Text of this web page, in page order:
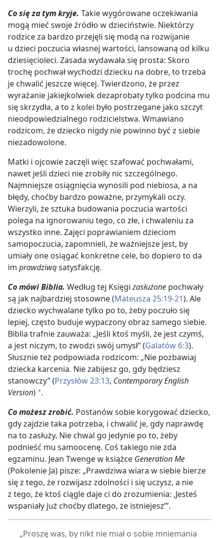
Co się za tym kryje. Takie wygórowane oczekiwania
mogą mieć swoje źródło w dzieciństwie. Niektórzy
rodzice za bardzo przejęli się modą na rozwijanie
u dzieci poczucia własnej wartości, lansowaną od kilku
dziesięcioleci. Zasada wydawała się prosta: Skoro
trochę pochwał wychodzi dziecku na dobre, to trzeba
je chwalić jeszcze więcej. Twierdzono, że przez
wyrażanie jakiejkolwiek dezaprobaty tylko podcina mu
się skrzydła, a to z kolei było postrzegane jako szczyt
nieodpowiedzialnego rodzicielstwa. Wmawiano
rodzicom, że dziecko nigdy nie powinno być z siebie
niezadowolone.
Matki i ojcowie zaczęli więc szafować pochwałami,
nawet jeśli dzieci nie zrobiły nic szczególnego.
Najmniejsze osiągnięcia wynosili pod niebiosa, a na
błędy, choćby bardzo poważne, przymykali oczy.
Wierzyli, że sztuka budowania poczucia wartości
polega na ignorowaniu tego, co złe, i chwaleniu za
wszystko inne. Zajęci poprawianiem dzieciom
samopoczucia, zapomnieli, że ważniejsze jest, by
umiały one osiągać konkretne cele, bo dopiero to da
im prawdziwąsatysfakcję.
Co mówi Biblia. Według tej Księgizasłużone pochwały
są jak najbardziej stosowne (Mateusza 25:19-21). Ale
dziecko wychwalane tylko po to, żeby poczuło się
lepiej, często buduje wypaczony obraz samego siebie.
Biblia trafnie zauważa: „Jeśli ktoś myśli, że jest czymś,
a jest niczym, to zwodzi swój umysł” (Galatów 6:3).
Słusznie też podpowiada rodzicom: „Nie pozbawiaj
dziecka karcenia. Nie zabijesz go, gdy będziesz
stanowczy” (Przysłów 23:13, Contemporary English
Version) a.
Co możesz zrobić. Postanów sobie korygować dziecko,
gdy zajdzie taka potrzeba, i chwalić je, gdy naprawdę
na to zasłuży. Nie chwal go jedynie po to, żeby
podnieść mu samoocenę. Coś takiego nie zda
egzaminu. Jean Twenge w książce Generation Me
(Pokolenie Ja) pisze: „Prawdziwa wiara w siebie bierze
się z tego, że rozwijasz zdolności i się uczysz, a nie
z tego, że ktoś ciągle daje ci do zrozumienia: ‚Jesteś
wspaniały już choćby dlatego, że istniejesz’”.
„Proszę was, by nikt nie miał o sobie mniemania